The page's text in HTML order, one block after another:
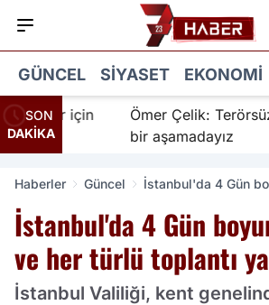
GÜNCEL SIYASET EKONOMI
SON
DAKİKA
için
Ömer Çelik: Terörsüz
bir aşamadayız
Haberler Güncel
İstanbul'da 4 Gün
İstanbul'da 4 Gün
ve her türlü toplantı
İstanbul Valiliği, kent